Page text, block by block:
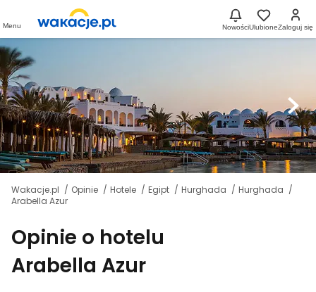
Menu NowościUlubioneZaloguj się
Wakacje.pl Opinie Hotele Egipt Hurghada
Hurghada
Arabella Azur
Opinie o hotelu
Arabella Azur